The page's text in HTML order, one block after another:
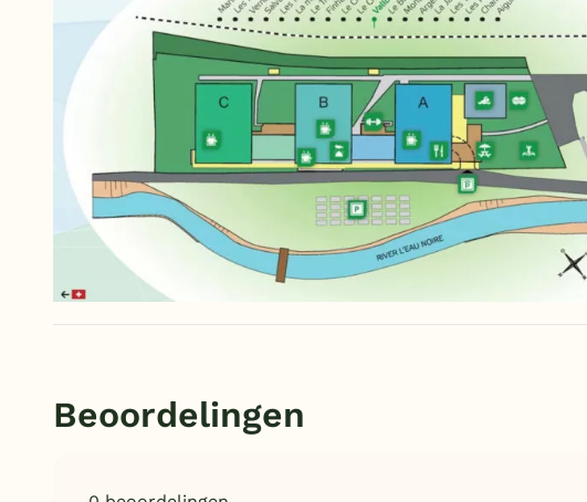
Beoordelingen